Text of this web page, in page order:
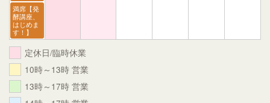
満席【発
酵講座、
はじめま
す！】
定休日/臨時休業
10時～13時 営業
13時～17時 営業